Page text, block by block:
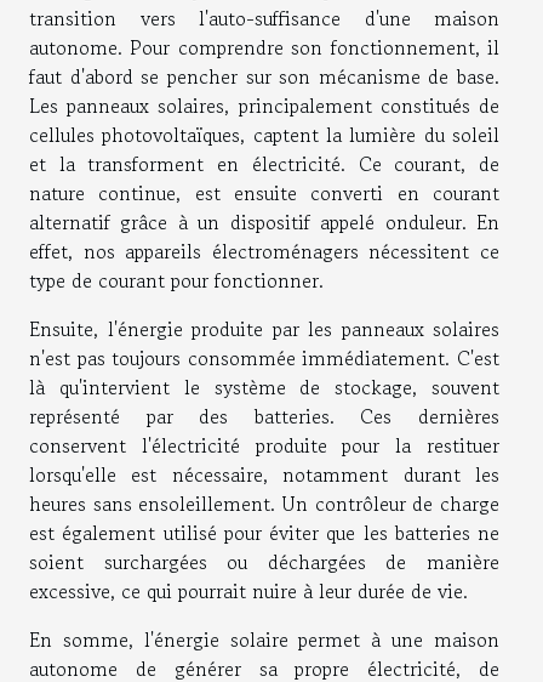
transition vers l'auto-suffisance d'une maison
autonome. Pour comprendre son fonctionnement, il
faut d'abord se pencher sur son mécanisme de base.
Les panneaux solaires, principalement constitués de
cellules photovoltaïques, captent la lumière du soleil
et la transforment en électricité. Ce courant, de
nature continue, est ensuite converti en courant
alternatif grâce à un dispositif appelé onduleur. En
effet, nos appareils électroménagers nécessitent ce
type de courant pour fonctionner.
Ensuite, l'énergie produite par les panneaux solaires
n'est pas toujours consommée immédiatement. C'est
là qu'intervient le système de stockage, souvent
représenté par des batteries. Ces dernières
conservent l'électricité produite pour la restituer
lorsqu'elle est nécessaire, notamment durant les
heures sans ensoleillement. Un contrôleur de charge
est également utilisé pour éviter que les batteries ne
soient surchargées ou déchargées de manière
excessive, ce qui pourrait nuire à leur durée de vie.
En somme, l'énergie solaire permet à une maison
autonome de générer sa propre électricité, de